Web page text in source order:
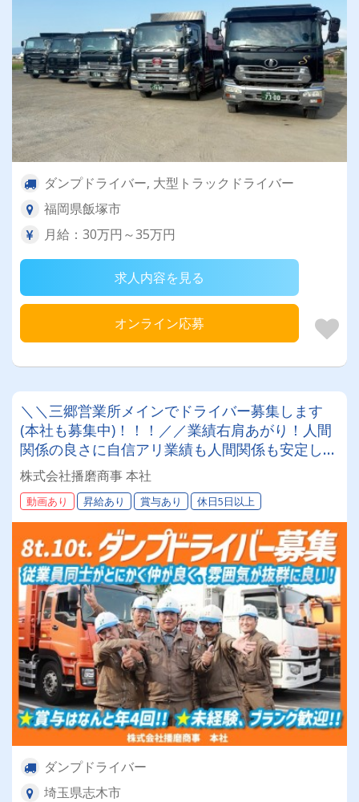
ダンプドライバー, 大型トラックドライバー
福岡県飯塚市
月給：30万円～35万円
求人内容を見る
オンライン応募
＼＼三郷営業所メインでドライバー募集します
(本社も募集中)！！！／／業績右肩あがり！人間
関係の良さに自信アリ業績も人間関係も安定した
職場で腰を据えて楽しく働きませんか？
株式会社播磨商事 本社
動画あり 昇給あり 賞与あり 休日5日以上
ダンプドライバー
埼玉県志木市